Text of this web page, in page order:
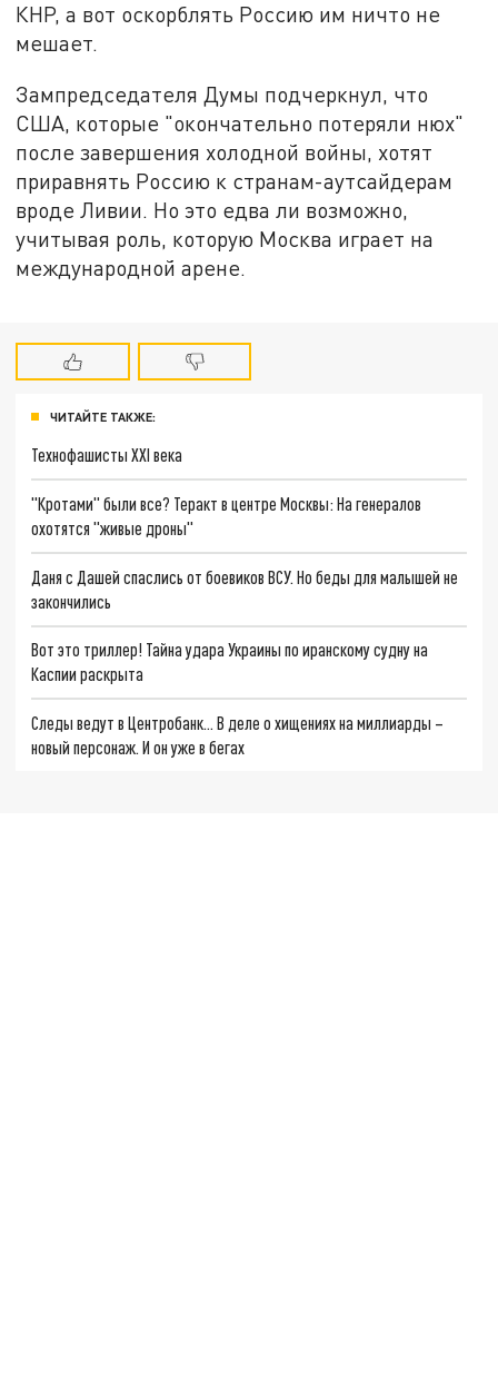
КНР, а вот оскорблять Россию им ничто не
мешает.
Зампредседателя Думы подчеркнул, что
США, которые "окончательно потеряли нюх"
после завершения холодной войны, хотят
приравнять Россию к странам-аутсайдерам
вроде Ливии. Но это едва ли возможно,
учитывая роль, которую Москва играет на
международной арене.
ЧИТАЙТЕ ТАКЖЕ:
Технофашисты XXI века
"Кротами" были все? Теракт в центре Москвы: На генералов
охотятся "живые дроны"
Даня с Дашей спаслись от боевиков ВСУ. Но беды для малышей не
закончились
Вот это триллер! Тайна удара Украины по иранскому судну на
Каспии раскрыта
Следы ведут в Центробанк… В деле о хищениях на миллиарды –
новый персонаж. И он уже в бегах